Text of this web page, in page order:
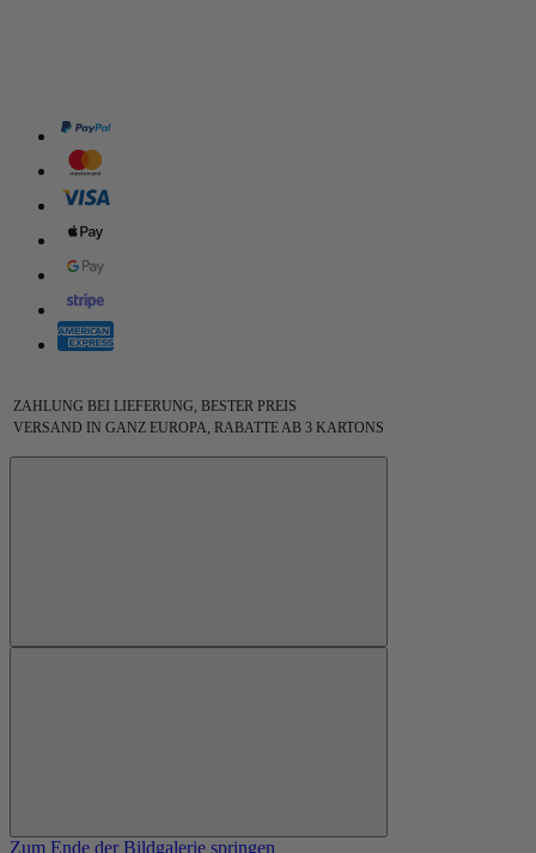
ZAHLUNG BEI LIEFERUNG, BESTER PREIS
VERSAND IN GANZ EUROPA, RABATTE AB 3 KARTONS
Zum Ende der Bildgalerie springen